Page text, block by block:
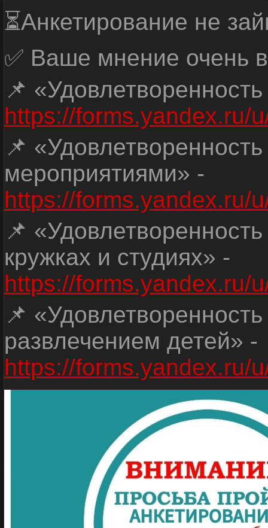
⏳Анкетирование не
✅ Ваше мнение очень
📌
https://forms.yandex.ru/
📌
мероприятиями» -
https://forms.yandex.ru/
📌
кружках и студиях» -
https://forms.yandex.ru/
📌
развлечением детей» -
https://forms.yandex.ru/